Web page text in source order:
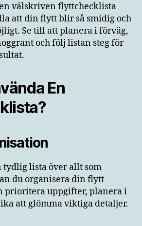
välskriven flyttchecklista
att din flytt blir så smidig och
Se till att planera i förväg,
och följ listan steg för
En
tydlig lista över allt som
du organisera din flytt
prioritera uppgifter, planera i
att glömma viktiga detaljer.